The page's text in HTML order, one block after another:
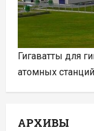
Гигаватты для
атомных
АРХИВЫ